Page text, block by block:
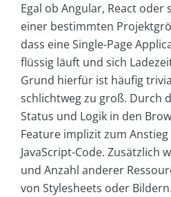
Egal ob Angular, React oder
einer bestimmten
dass eine Single-Page
flüssig läuft und sich
Grund hierfür ist häufig
schlichtweg zu groß. Durch
Status und Logik in den
Feature implizit zum
JavaScript-Code. Zusätzlich
und Anzahl anderer
von Stylesheets oder Bildern.